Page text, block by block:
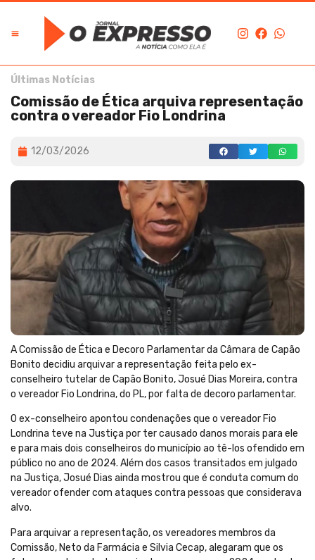
Últimas Notícias
Comissão de Ética arquiva representação
contra o vereador Fio Londrina
12/03/2026
A Comissão de Ética e Decoro Parlamentar da Câmara de Capão
Bonito decidiu arquivar a representação feita pelo ex-
conselheiro tutelar de Capão Bonito, Josué Dias Moreira, contra
o vereador Fio Londrina, do PL, por falta de decoro parlamentar.
O ex-conselheiro apontou condenações que o vereador Fio
Londrina teve na Justiça por ter causado danos morais para ele
e para mais dois conselheiros do município ao tê-los ofendido em
público no ano de 2024. Além dos casos transitados em julgado
na Justiça, Josué Dias ainda mostrou que é conduta comum do
vereador ofender com ataques contra pessoas que considerava
alvo.
Para arquivar a representação, os vereadores membros da
Comissão, Neto da Farmácia e Silvia Cecap, alegaram que os